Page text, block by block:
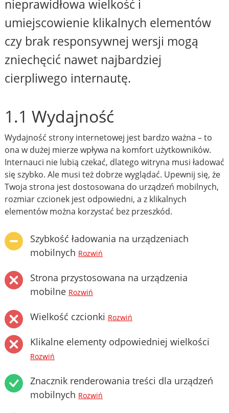
nieprawidłowa wielkość i
umiejscowienie klikalnych elementów
czy brak responsywnej wersji mogą
zniechęcić nawet najbardziej
cierpliwego internautę.
1.1 Wydajność
Wydajność strony internetowej jest bardzo ważna – to
ona w dużej mierze wpływa na komfort użytkowników.
Internauci nie lubią czekać, dlatego witryna musi ładować
się szybko. Ale musi też dobrze wyglądać. Upewnij się, że
Twoja strona jest dostosowana do urządzeń mobilnych,
rozmiar czcionek jest odpowiedni, a z klikalnych
elementów można korzystać bez przeszkód.
Szybkość ładowania na urządzeniach
mobilnych Rozwiń
Strona przystosowana na urządzenia
mobilne Rozwiń
Wielkość czcionki Rozwiń
Klikalne elementy odpowiedniej wielkości
Rozwiń
Znacznik renderowania treści dla urządzeń
mobilnych Rozwiń